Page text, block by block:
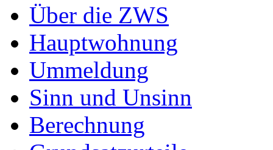
Über die ZWS
Hauptwohnung
Ummeldung
Sinn und Unsinn
Berechnung